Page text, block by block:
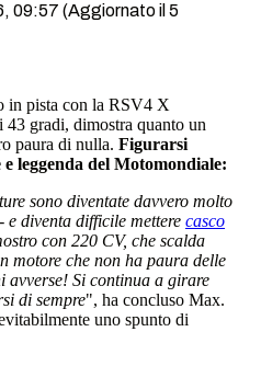
09:57 (Aggiornato il 5
in pista con la RSV4 X
43 gradi, dimostra quanto un
paura di nulla. Figurarsi
leggenda del Motomondiale:
sono diventate davvero molto
diventa difficile mettere casco
con 220 CV, che scalda
motore che non ha paura delle
avverse! Si continua a girare
di sempre", ha concluso Max.
uno spunto di